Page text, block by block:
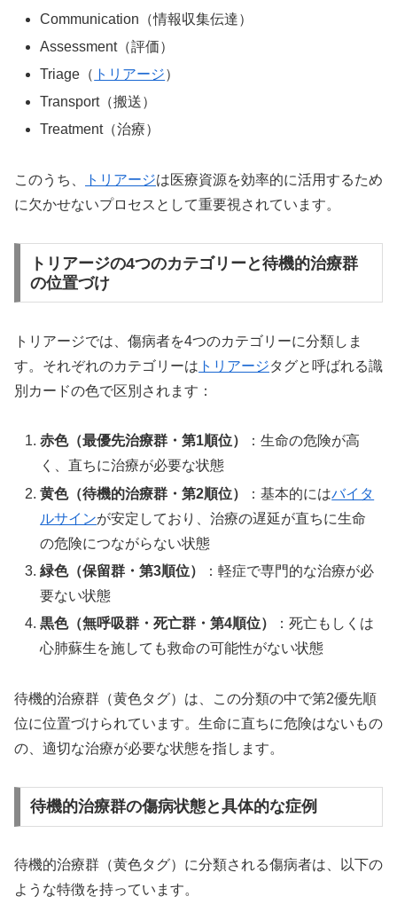
Communication（情報収集伝達）
Assessment（評価）
Triage（ トリアージ）
Transport（搬送）
Treatment（治療）
このうち、 トリアージは医療資源を効率的に活用するため
に欠かせないプロセスとして重要視されています。
トリアージの4つのカテゴリーと待機的治療群
の位置づけ
トリアージでは、傷病者を4つのカテゴリーに分類しま
す。それぞれのカテゴリーは トリアージタグと呼ばれる識
別カードの色で区別されます：
赤色（最優先治療群・第1順位）
：生命の危険が高
く、直ちに治療が必要な状態
黄色（待機的治療群・第2順位）
：基本的にはバイタ
ルサインが安定しており、治療の遅延が直ちに生命
の危険につながらない状態
緑色（保留群・第3順位）
：軽症で専門的な治療が必
要ない状態
黒色（無呼吸群・死亡群・第4順位）
：死亡もしくは
心肺蘇生を施しても救命の可能性がない状態
待機的治療群（黄色タグ）は、この分類の中で第2優先順
位に位置づけられています。生命に直ちに危険はないもの
の、適切な治療が必要な状態を指します。
待機的治療群の傷病状態と具体的な症例
待機的治療群（黄色タグ）に分類される傷病者は、以下の
ような特徴を持っています。